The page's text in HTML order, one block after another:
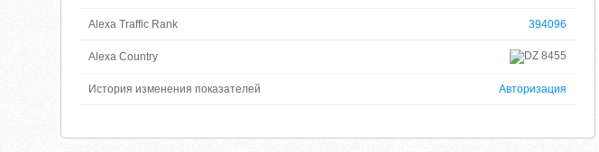
Alexa Traffic Rank 394096
Alexa Country 8455
История изменения показателей Авторизация